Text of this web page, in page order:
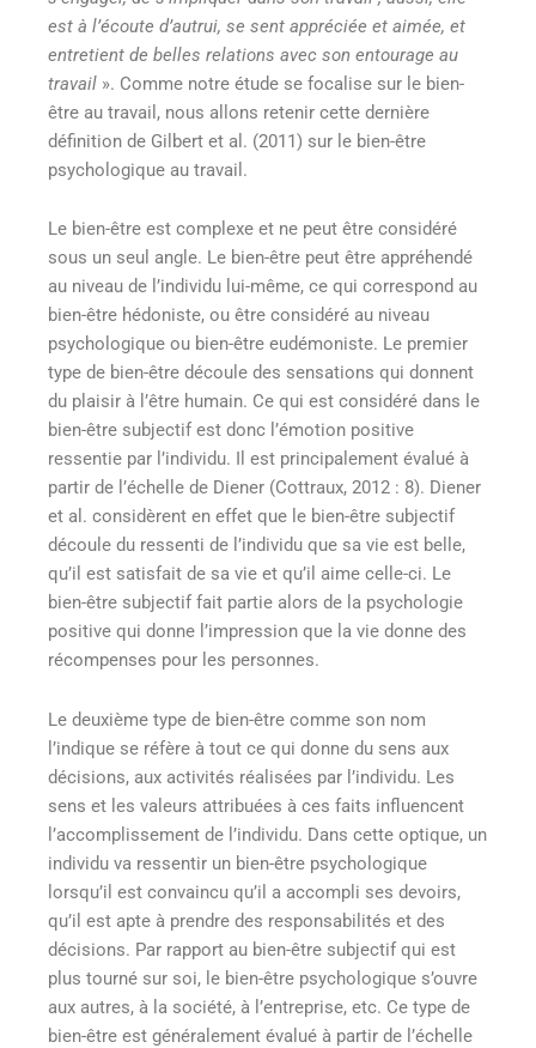
est à l’écoute d’autrui, se sent appréciée et aimée, et
entretient de belles relations avec son entourage au
travail ». Comme notre étude se focalise sur le bien-
être au travail, nous allons retenir cette dernière
définition de Gilbert et al. (2011) sur le bien-être
psychologique au travail.
Le bien-être est complexe et ne peut être considéré
sous un seul angle. Le bien-être peut être appréhendé
au niveau de l’individu lui-même, ce qui correspond au
bien-être hédoniste, ou être considéré au niveau
psychologique ou bien-être eudémoniste. Le premier
type de bien-être découle des sensations qui donnent
du plaisir à l’être humain. Ce qui est considéré dans le
bien-être subjectif est donc l’émotion positive
ressentie par l’individu. Il est principalement évalué à
partir de l’échelle de Diener (Cottraux, 2012 : 8). Diener
et al. considèrent en effet que le bien-être subjectif
découle du ressenti de l’individu que sa vie est belle,
qu’il est satisfait de sa vie et qu’il aime celle-ci. Le
bien-être subjectif fait partie alors de la psychologie
positive qui donne l’impression que la vie donne des
récompenses pour les personnes.
Le deuxième type de bien-être comme son nom
l’indique se réfère à tout ce qui donne du sens aux
décisions, aux activités réalisées par l’individu. Les
sens et les valeurs attribuées à ces faits influencent
l’accomplissement de l’individu. Dans cette optique, un
individu va ressentir un bien-être psychologique
lorsqu’il est convaincu qu’il a accompli ses devoirs,
qu’il est apte à prendre des responsabilités et des
décisions. Par rapport au bien-être subjectif qui est
plus tourné sur soi, le bien-être psychologique s’ouvre
aux autres, à la société, à l’entreprise, etc. Ce type de
bien-être est généralement évalué à partir de l’échelle